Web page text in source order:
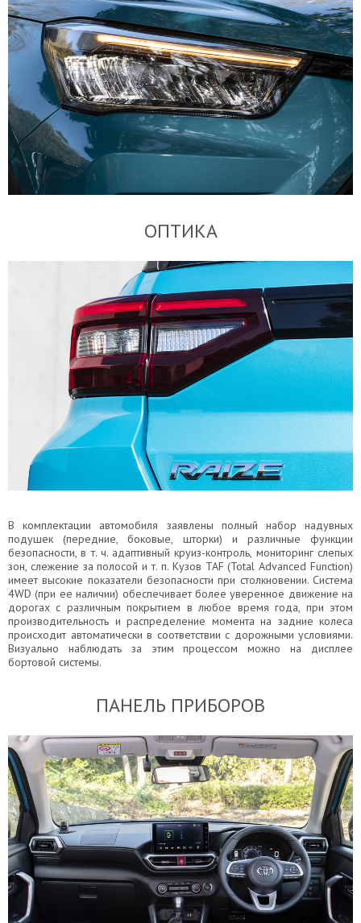
ОПТИКА
В комплектации автомобиля заявлены полный набор надувных
подушек (передние, боковые, шторки) и различные функции
безопасности, в т. ч. адаптивный круиз-контроль, мониторинг слепых
зон, слежение за полосой и т. п. Кузов TAF (Total Advanced Function)
имеет высокие показатели безопасности при столкновении. Система
4WD (при ее наличии) обеспечивает более уверенное движение на
дорогах с различным покрытием в любое время года, при этом
производительность и распределение момента на задние колеса
происходит автоматически в соответствии с дорожными условиями.
Визуально наблюдать за этим процессом можно на дисплее
бортовой системы.
ПАНЕЛЬ ПРИБОРОВ